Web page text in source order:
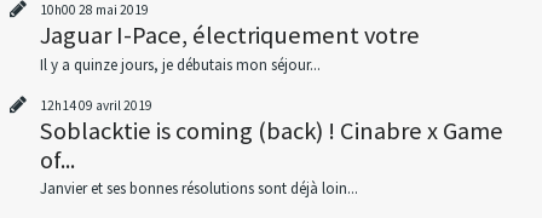
10h00 28 mai 2019
Jaguar I-Pace, électriquement votre
Il y a quinze jours, je débutais mon séjour...
12h1409 avril 2019
Soblacktie is coming (back) ! Cinabre x Game
of...
Janvier et ses bonnes résolutions sont déjà loin...